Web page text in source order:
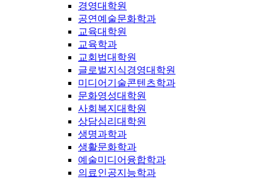
경영대학원
공연예술문화학과
교육대학원
교육학과
교회법대학원
글로벌지식경영대학원
미디어기술콘텐츠학과
문화영성대학원
사회복지대학원
상담심리대학원
생명과학과
생활문화학과
예술미디어융합학과
의료인공지능학과